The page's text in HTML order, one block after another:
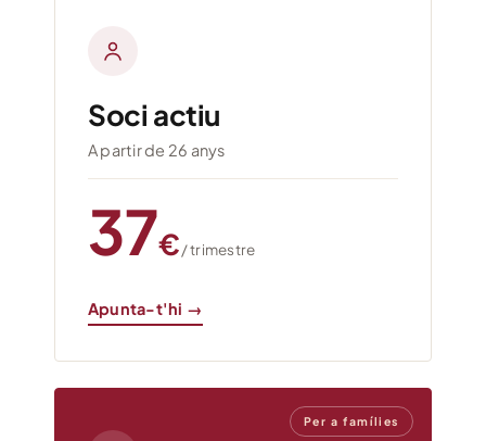
Soci actiu
A partir de 26 anys
37€/ trimestre
Apunta-t'hi →
Per a famílies